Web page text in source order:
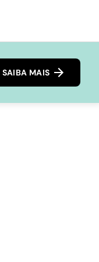
SAIBA MAIS